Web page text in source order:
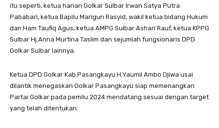
itu seperti, ketua harian Golkar Sulbar Irwan Satya Putra
Pababari, ketua Bapilu Marigun Rasyid, wakil ketua bidang Hukum
dan Ham Taufiq Agus, ketua AMPG Sulbar Ashari Rauf, ketua KPPG
Sulbar Hj.Anna Murtina Taslim dan sejumlah fungsionaris DPD
Golkar Sulbar lainnya.
Ketua DPD Golkar Kab.Pasangkayu H.Yaumil Ambo Djiwa usai
dilantik menegaskan Golkar Pasangkayu siap memenangkan
Partai Golkar pada pemilu 2024 mendatang sesuai dengan target
yang telah ditentukan.